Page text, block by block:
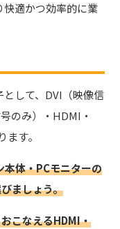
快適かつ効率的に業
して、DVI（映像信
のみ）・HDMI・
す。
本体・PCモニターの
ましょう。
こなえるHDMI・